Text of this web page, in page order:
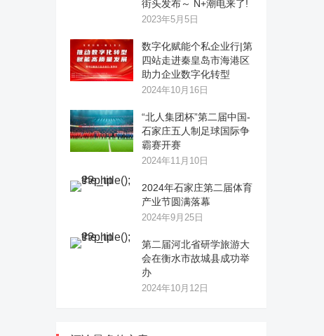
街头发布～ N+潮电来了!
2023年5月5日
数字化赋能个私企业行|第
四站走进秦皇岛市海港区
助力企业数字化转型
2024年10月16日
“北人集团杯”第二届中国-
石家庄五人制足球国际争
霸赛开赛
2024年11月10日
2024年石家庄第二届体育
产业节圆满落幕
2024年9月25日
第二届河北省研学旅游大
会在衡水市故城县成功举
办
2024年10月12日